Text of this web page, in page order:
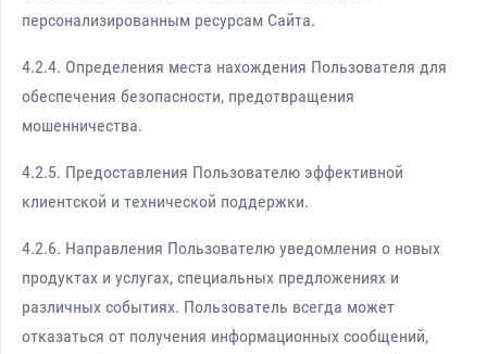
персонализированным ресурсам Сайта.
4.2.4. Определения места нахождения Пользователя для
обеспечения безопасности, предотвращения
мошенничества.
4.2.5. Предоставления Пользователю эффективной
клиентской и технической поддержки.
4.2.6. Направления Пользователю уведомления о новых
продуктах и услугах, специальных предложениях и
различных событиях. Пользователь всегда может
отказаться от получения информационных сообщений,